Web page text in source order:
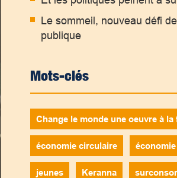
Le sommeil, nouveau défi
publique
Mots-clés
Change le monde une oeuvre à la
économie circulaire
jeunes Keranna